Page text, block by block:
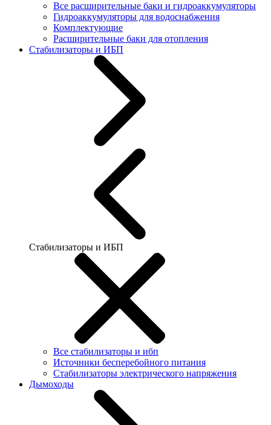
Все расширительные баки и гидроаккумуляторы
Гидроаккумуляторы для водоснабжения
Комплектующие
Расширительные баки для отопления
Стабилизаторы и ИБП
Стабилизаторы и ИБП
Все стабилизаторы и ибп
Источники бесперебойного питания
Стабилизаторы электрического напряжения
Дымоходы